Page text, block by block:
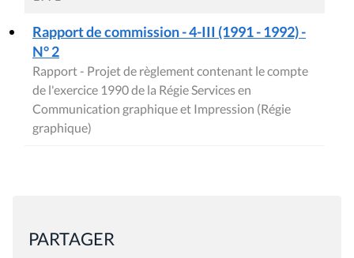
Rapport de commission - 4-III (1991 - 1992) -
N° 2
Rapport - Projet de règlement contenant le compte
de l'exercice 1990 de la Régie Services en
Communication graphique et Impression (Régie
graphique)
PARTAGER